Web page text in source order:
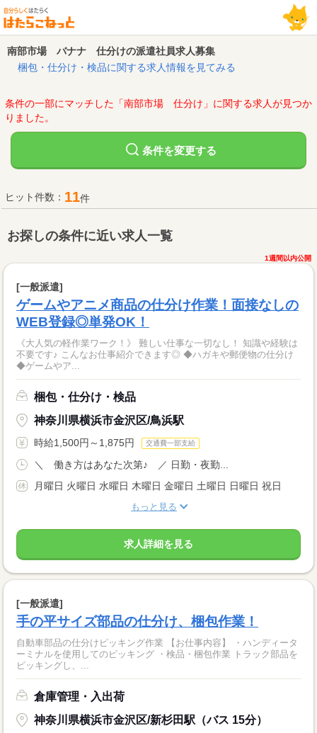
南部市場 バナナ 仕分けの派遣社員求人募集
梱包・仕分け・検品に関する求人情報を見てみる
条件の一部にマッチした「南部市場 仕分け」に関する求人が見つか
りました。
条件を変更する
ヒット件数： 11件
お探しの条件に近い求人一覧
1週間以内公開
[一般派遣]
ゲームやアニメ商品の仕分け作業！面接なしの
WEB登録◎単発OK！
《大人気の軽作業ワーク！》 難しい仕事な一切なし！ 知識や経験は
不要です♪ こんなお仕事紹介できます◎ ◆ハガキや郵便物の仕分け
◆ゲームやア...
梱包・仕分け・検品
神奈川県横浜市金沢区/鳥浜駅
時給1,500円～1,875円 交通費一部支給
＼ 働き方はあなた次第♪ ／ 日勤・夜勤...
月曜日 火曜日 水曜日 木曜日 金曜日 土曜日 日曜日 祝日
もっと見る
求人詳細を見る
[一般派遣]
手の平サイズ部品の仕分け、梱包作業！
自動車部品の仕分けピッキング作業 【お仕事内容】 ・ハンディータ
ーミナルを使用してのピッキング ・検品・梱包作業 トラック部品を
ピッキングし、...
倉庫管理・入出荷
神奈川県横浜市金沢区/新杉田駅（バス 15分）